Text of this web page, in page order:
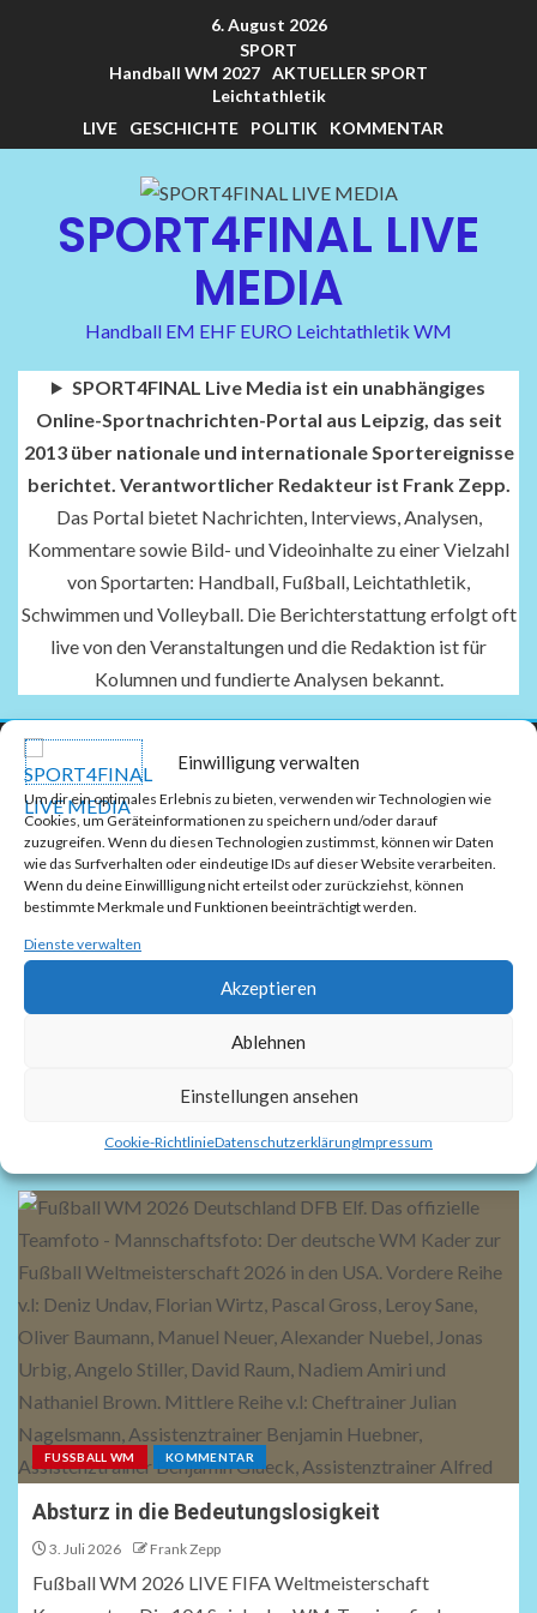
Einwilligung verwalten
Um dir ein optimales Erlebnis zu bieten, verwenden wir Technologien wie
Cookies, um Geräteinformationen zu speichern und/oder darauf
zuzugreifen. Wenn du diesen Technologien zustimmst, können wir Daten
wie das Surfverhalten oder eindeutige IDs auf dieser Website verarbeiten.
Wenn du deine Einwillligung nicht erteilst oder zurückziehst, können
bestimmte Merkmale und Funktionen beeinträchtigt werden.
Dienste verwalten
Akzeptieren
Ablehnen
Einstellungen ansehen
Cookie-RichtlinieDatenschutzerklärungImpressum
6. August 2026
SPORT
Handball WM 2027 AKTUELLER SPORT
Leichtathletik
LIVE
GESCHICHTE POLITIK KOMMENTAR
SPORT4FINAL LIVE
MEDIA
Handball EM EHF EURO Leichtathletik WM
SPORT4FINAL Live Media ist ein unabhängiges
Online-Sportnachrichten-Portal aus Leipzig, das seit
2013 über nationale und internationale Sportereignisse
berichtet. Verantwortlicher Redakteur ist Frank Zepp.
Das Portal bietet Nachrichten, Interviews, Analysen,
Kommentare sowie Bild- und Videoinhalte zu einer Vielzahl
von Sportarten: Handball, Fußball, Leichtathletik,
Schwimmen und Volleyball. Die Berichterstattung erfolgt oft
live von den Veranstaltungen und die Redaktion ist für
Kolumnen und fundierte Analysen bekannt.
WM-Platz 3
FUSSBALL WM KOMMENTAR
Absturz in die Bedeutungslosigkeit
3. Juli 2026 Frank Zepp
Fußball WM 2026 LIVE FIFA Weltmeisterschaft